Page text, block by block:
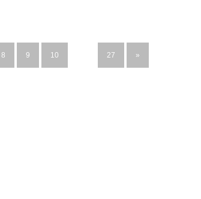
8 9 10 27 »